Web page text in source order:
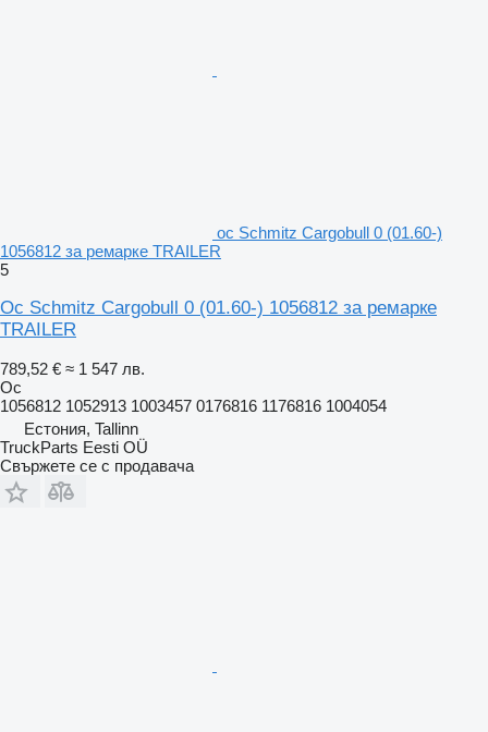
ос Schmitz Cargobull 0 (01.60-)
1056812 за ремарке TRAILER
5
Ос Schmitz Cargobull 0 (01.60-) 1056812 за ремарке
TRAILER
789,52 € ≈ 1 547 лв.
Ос
1056812 1052913 1003457 0176816 1176816 1004054
Естония, Tallinn
TruckParts Eesti OÜ
Свържете се с продавача